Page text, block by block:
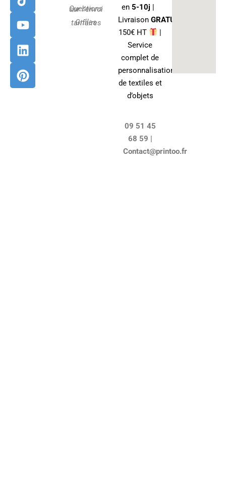
o
o
k
g
r
a
m
k
b
e
d
i
n
r
e
s
t
Questions sur l’envoi
Grilles tarifaires
en 5-10j |
Livraison GRATUITE
150€ HT
|
Service
complet de
personnalisation
de textiles et
d’objets
09 51 45
68 59 |
Contact@printoo.fr